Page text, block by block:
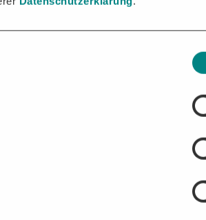
in über 250 Branchen